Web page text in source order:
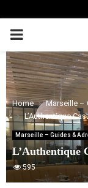
PRIMARY
MENU
Home
Marseille –
L’Authentique
Marseille – Guides &
L’Authentique
595